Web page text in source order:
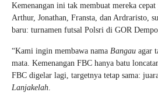
Kemenangan ini tak membuat mereka
Arthur, Jonathan, Fransta, dan Ardraristo,
baru: turnamen futsal Polsri di GOR
“Kami ingin membawa nama Bangau agar
mata. Kemenangan FBC hanya batu
FBC digelar lagi, targetnya tetap sama:
Lanjakelah